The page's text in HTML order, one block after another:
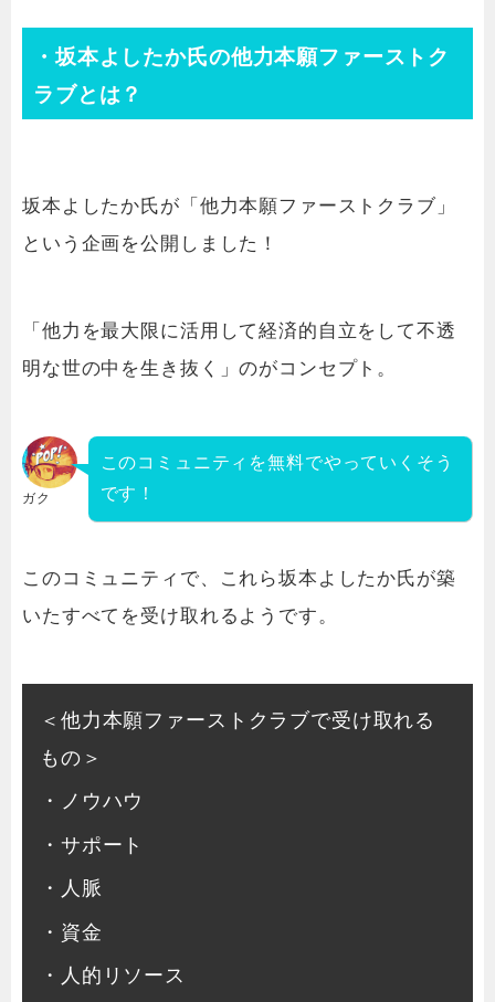
・坂本よしたか氏の他力本願ファーストク
ラブとは？
坂本よしたか氏が「他力本願ファーストクラブ」
という企画を公開しました！
「他力を最大限に活用して経済的自立をして不透
明な世の中を生き抜く」のがコンセプト。
ガク
このコミュニティを無料でやっていくそう
です！
このコミュニティで、これら坂本よしたか氏が築
いたすべてを受け取れるようです。
＜他力本願ファーストクラブで受け取れる
もの＞
・ノウハウ
・サポート
・人脈
・資金
・人的リソース